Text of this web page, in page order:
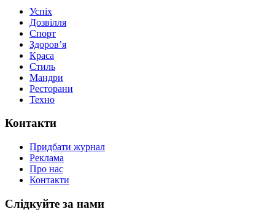
Успіх
Дозвілля
Спорт
Здоров’я
Краса
Стиль
Мандри
Ресторани
Техно
Контакти
Придбати журнал
Реклама
Про нас
Контакти
Слідкуйте за нами